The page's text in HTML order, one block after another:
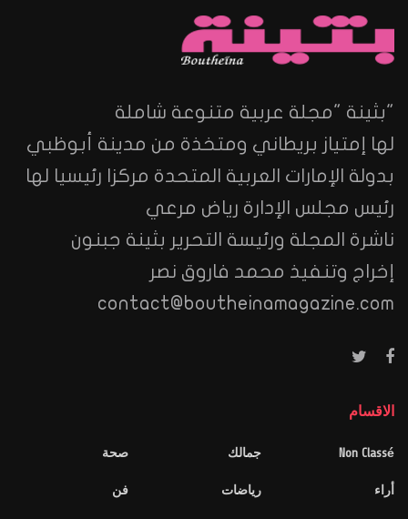
"بثينة "مجلة عربية متنوعة شاملة
لها إمتياز بريطاني ومتخذة من مدينة أبوظبي
بدولة الإمارات العربية المتحدة مركزا رئيسيا لها
رئيس مجلس الإدارة رياض مرعي
ناشرة المجلة ورئيسة التحرير بثينة جبنون
إخراج وتنفيذ محمد فاروق نصر
contact@boutheinamagazine.com
الاقسام
Non Classé
أراء
جمالك
رياضات
صحة
فن